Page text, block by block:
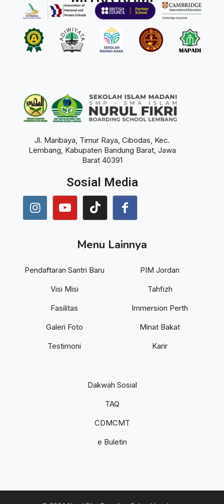
Jl. Maribaya, Timur Raya, Cibodas, Kec.
Lembang, Kabupaten Bandung Barat, Jawa
Barat 40391
Sosial Media
Menu Lainnya
Pendaftaran Santri Baru
Visi Misi
Fasilitas
Galeri Foto
Testimoni
PIM Jordan
Tahfizh
Immersion Perth
Minat Bakat
Karir
Dakwah Sosial
TAQ
CDMCMT
e Buletin